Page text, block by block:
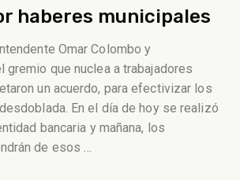
haberes municipales
Omar Colombo y
gremio que nuclea a trabajadores
un acuerdo, para efectivizar los
En el día de hoy se realizó
bancaria y mañana, los
de esos…